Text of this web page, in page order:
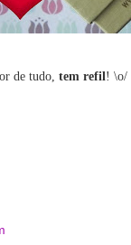
de tudo, tem refil! \o/